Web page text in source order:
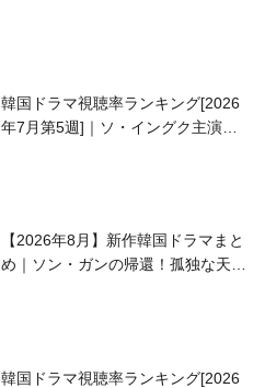
韓国ドラマ視聴率ランキング[2026
年7月第5週]｜ソ・イングク主演の
【2026年8月】新作韓国ドラマまと
め｜ソン・ガンの帰還！孤独な天才
韓国ドラマ視聴率ランキング[2026